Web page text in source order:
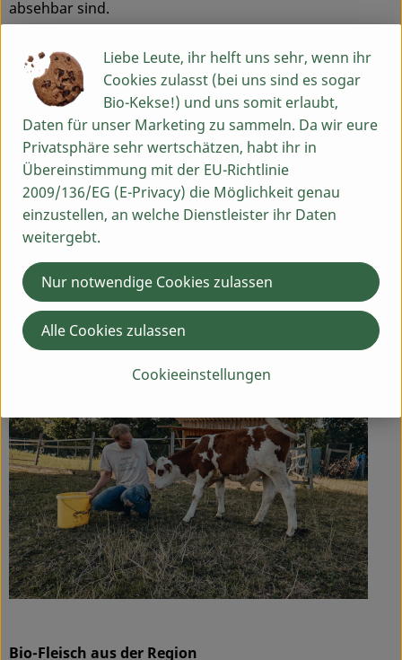
absehbar sind.
Bitte lagern Sie das Fleisch immer bei einer Temperatur
von 0-4°C. Das angegebene Haltbarkeitsdatum gilt nur
bei Einhaltung dieser Temperaturen.
Produktinformationen
Herkunft
Hersteller: Biolandhof Fetz
90599 Götteldorf, Dietenhofen
Bio-Fleisch aus der Region
Liebe Leute, ihr helft uns sehr, wenn ihr
Cookies zulasst (bei uns sind es sogar
Bio-Kekse!) und uns somit erlaubt,
Daten für unser Marketing zu sammeln. Da wir eure
Privatsphäre sehr wertschätzen, habt ihr in
Übereinstimmung mit der EU-Richtlinie
2009/136/EG (E-Privacy) die Möglichkeit genau
einzustellen, an welche Dienstleister ihr Daten
weitergebt.
Cookieeinstellungen
Nur notwendige Cookies zulassen
Alle Cookies zulassen